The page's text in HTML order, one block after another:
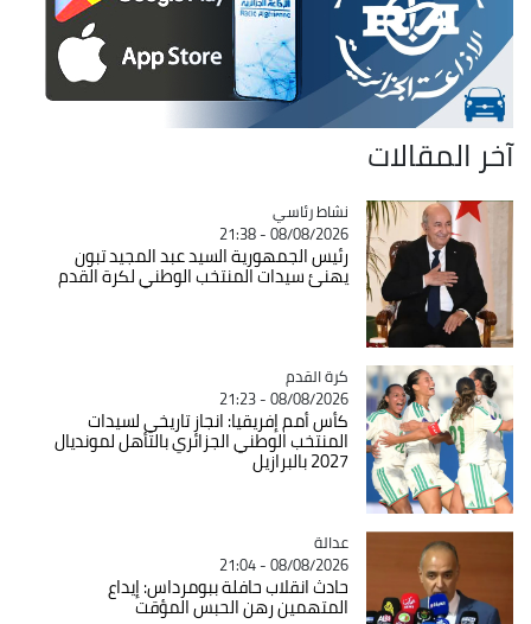
آخر المقالات
Catégorie
نشاط رئاسي
08/08/2026 - 21:38
رئيس الجمهورية السيد عبد المجيد تبون
يهنئ سيدات المنتخب الوطني لكرة القدم
Catégorie
كرة القدم
08/08/2026 - 21:23
كأس أمم إفريقيا: انجاز تاريخي لسيدات
المنتخب الوطني الجزائري بالتأهل لمونديال
2027 بالبرازيل
Catégorie
عدالة
08/08/2026 - 21:04
حادث انقلاب حافلة ببومرداس: إيداع
المتهمين رهن الحبس المؤقت